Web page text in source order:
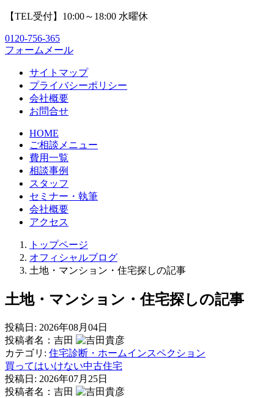
【TEL受付】10:00～18:00 水曜休
0120-756-365
フォームメール
サイトマップ
プライバシーポリシー
会社概要
お問合せ
HOME
ご相談メニュー
費用一覧
相談事例
スタッフ
セミナー・執筆
会社概要
アクセス
トップページ
オフィシャルブログ
土地・マンション・住宅探しの記事
土地・マンション・住宅探しの記事
投稿日: 2026年08月04日
投稿者名：吉田
カテゴリ: 住宅診断・ホームインスペクション
買ってはいけない中古住宅
投稿日: 2026年07月25日
投稿者名：吉田